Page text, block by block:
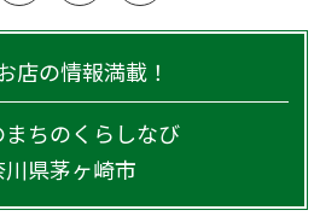
店の情報満載！
まちのくらしなび
川県茅ヶ崎市